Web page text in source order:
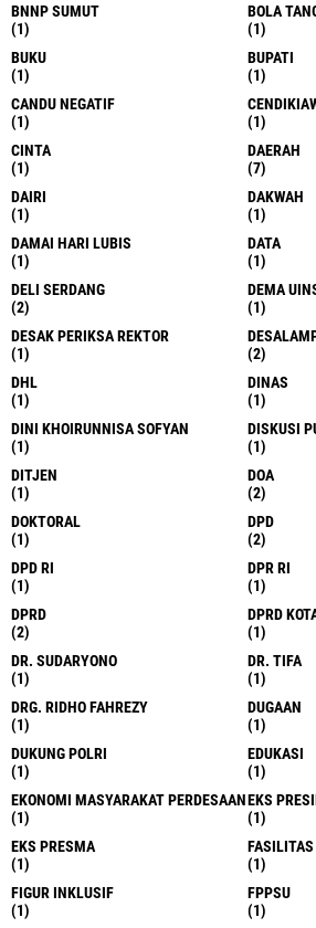
BNNP SUMUT
(1)
BOLA
(1)
BUKU
(1)
BUPATI
(1)
CANDU NEGATIF
(1)
(1)
CINTA
(1)
DAERAH
(7)
DAIRI
(1)
DAKWAH
(1)
DAMAI HARI LUBIS
(1)
DATA
(1)
DELI SERDANG
(2)
DEMA
(1)
DESAK PERIKSA REKTOR
(1)
(2)
DHL
(1)
DINAS
(1)
DINI KHOIRUNNISA SOFYAN
(1)
DISKUSI
(1)
DITJEN
(1)
DOA
(2)
DOKTORAL
(1)
DPD
(2)
DPD RI
(1)
DPR RI
(1)
DPRD
(2)
DPRD
(1)
DR. SUDARYONO
(1)
DR. TIFA
(1)
DRG. RIDHO FAHREZY
(1)
DUGAAN
(1)
DUKUNG POLRI
(1)
EDUKASI
(1)
EKONOMI MASYARAKAT PERDESAAN
(1)
EKS
(1)
EKS PRESMA
(1)
FASILITAS
(1)
FIGUR INKLUSIF
(1)
FPPSU
(1)